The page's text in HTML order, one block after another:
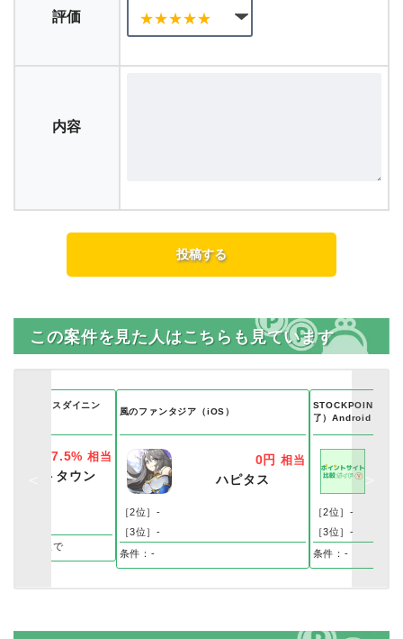
評価
内容
この案件を見た人はこちらも見ています
（ウェルネスダイニン
7.5% 相当
ポイントタウン
商品購入で
風のファンタジア（iOS）
0円 相当
ハピタス
［2位］-
［3位］-
条件：-
STOCKPOINT（デ
了）Android
［2位］-
［3位］-
条件：-